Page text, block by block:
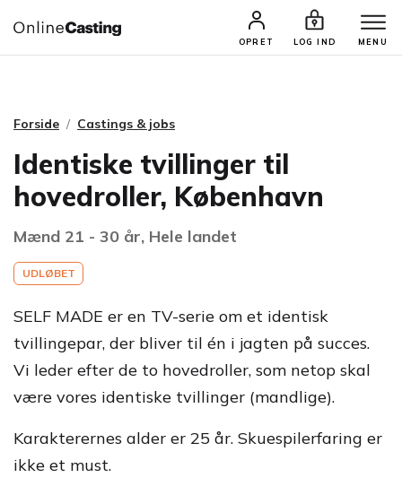
OPRET LOG IND MENU
CASTINGS & JOBS SØG PROFIL
Forside Castings & jobs
Identiske tvillinger til
hovedroller, København
Mænd 21 - 30 år, Hele landet
UDLØBET
SELF MADE er en TV-serie om et identisk
tvillingepar, der bliver til én i jagten på succes.
Vi leder efter de to hovedroller, som netop skal
være vores identiske tvillinger (mandlige).
Karakterernes alder er 25 år. Skuespilerfaring er
ikke et must.